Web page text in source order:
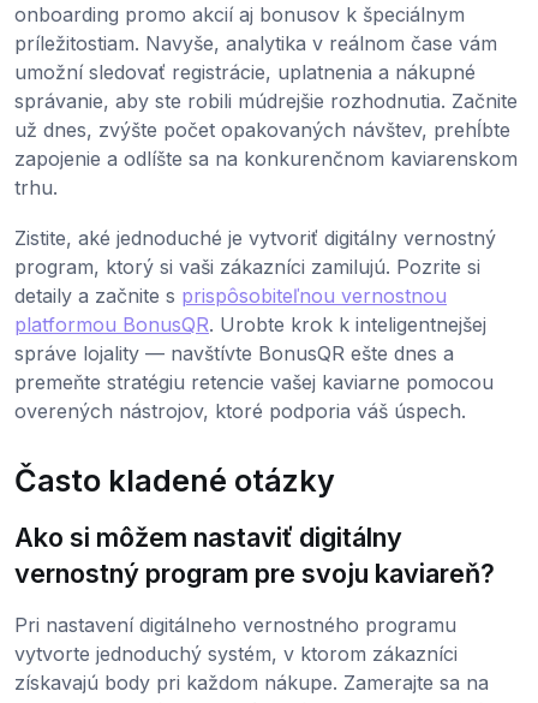
onboarding promo akcií aj bonusov k špeciálnym
príležitostiam. Navyše, analytika v reálnom čase vám
umožní sledovať registrácie, uplatnenia a nákupné
správanie, aby ste robili múdrejšie rozhodnutia. Začnite
už dnes, zvýšte počet opakovaných návštev, prehĺbte
zapojenie a odlíšte sa na konkurenčnom kaviarenskom
trhu.
Zistite, aké jednoduché je vytvoriť digitálny vernostný
program, ktorý si vaši zákazníci zamilujú. Pozrite si
detaily a začnite s prispôsobiteľnou vernostnou
platformou BonusQR. Urobte krok k inteligentnejšej
správe lojality — navštívte BonusQR ešte dnes a
premeňte stratégiu retencie vašej kaviarne pomocou
overených nástrojov, ktoré podporia váš úspech.
Často kladené otázky
Ako si môžem nastaviť digitálny
vernostný program pre svoju kaviareň?
Pri nastavení digitálneho vernostného programu
vytvorte jednoduchý systém, v ktorom zákazníci
získavajú body pri každom nákupe. Zamerajte sa na